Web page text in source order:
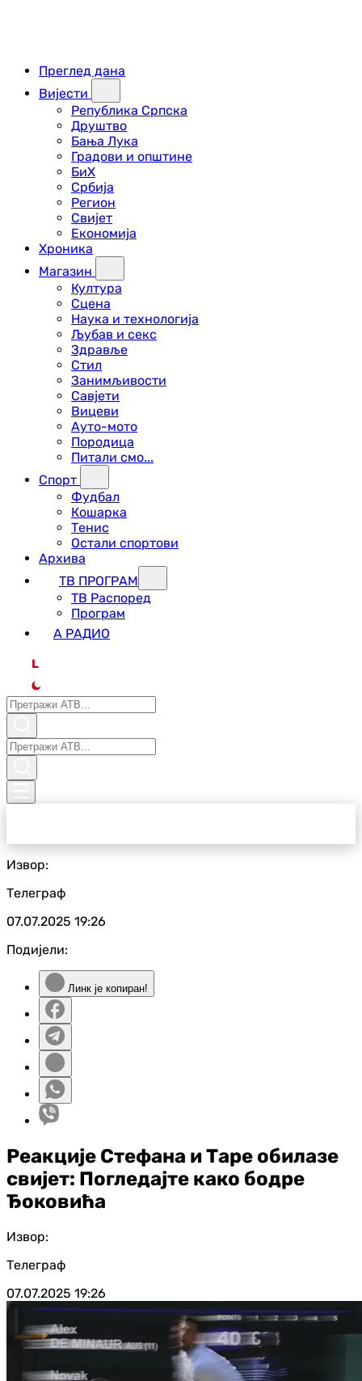
Преглед дана
Вијести
Република Српска
Друштво
Бања Лука
Градови и општине
БиХ
Србија
Регион
Свијет
Економија
Хроника
Магазин
Култура
Сцена
Наука и технологија
Љубав и секс
Здравље
Стил
Занимљивости
Савјети
Вицеви
Ауто-мото
Породица
Питали смо...
Спорт
Фудбал
Кошарка
Тенис
Остали спортови
Архива
ТВ ПРОГРАМ
ТВ Распоред
Програм
А РАДИО
L
Извор:
Телеграф
07.07.2025 19:26
Подијели:
Линк је копиран!
Реакције Стефана и Таре обилазе
свијет: Погледајте како бодре
Ђоковића
Извор:
Телеграф
07.07.2025 19:26